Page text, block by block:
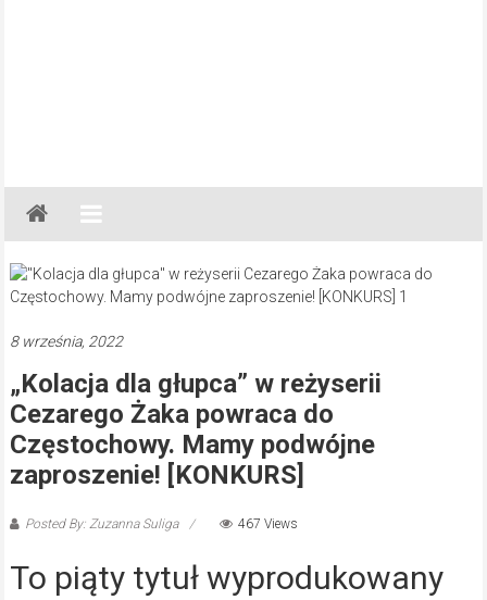
Gazeta
Regionalna
Częstochowa,
Kłobuck,
Myszków
8 września, 2022
„Kolacja dla głupca” w reżyserii
Cezarego Żaka powraca do
Częstochowy. Mamy podwójne
zaproszenie! [KONKURS]
Posted By: Zuzanna Suliga 467 Views
To piąty tytuł wyprodukowany